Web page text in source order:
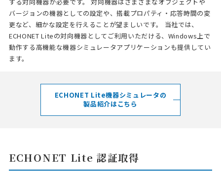
バージョンの機器としての設定や、搭載プロパティ・応答時間の変
更など、細かな設定を行えることが望ましいです。 当社では、
ECHONET Liteの対向機器としてご利用いただける、Windows上で
動作する高機能な機器シミュレータアプリケーションも提供してい
ます。
ECHONET Lite機器シミュレータの
製品紹介はこちら
ECHONET Lite 認証取得